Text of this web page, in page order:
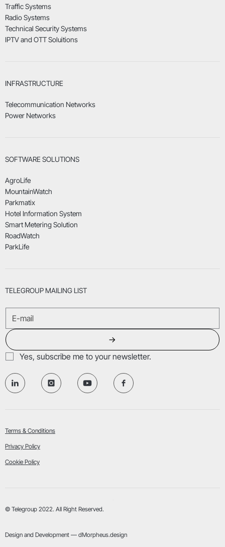
Traffic Systems
Radio Systems
Technical Security Systems
IPTV and OTT Soluitions
INFRASTRUCTURE
Telecommunication Networks
Power Networks
SOFTWARE SOLUTIONS
AgroLife
MountainWatch
Parkmatix
Hotel Information System
Smart Metering Solution
RoadWatch
ParkLife
TELEGROUP MAILING LIST
→
Yes, subscribe me to your newsletter.
© Telegroup 2022. All Right Reserved.
Terms & Conditions
Privacy Policy
Cookie Policy
Design and Development — dMorpheus.design